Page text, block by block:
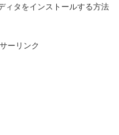
ィタをインストールする方法
ーリンク